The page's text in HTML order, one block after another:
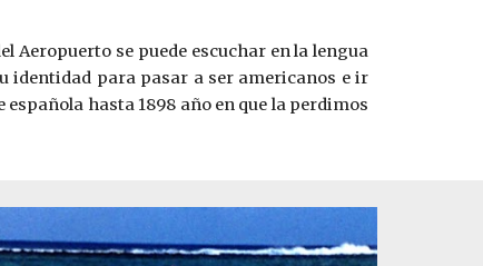
Aeropuerto se puede escuchar en la lengua
identidad para pasar a ser americanos e ir
hasta 1898 año en que la perdimos